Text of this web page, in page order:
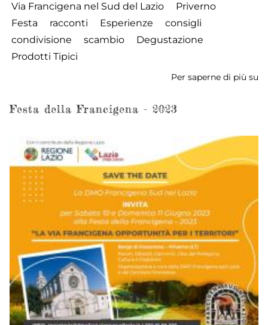
Via Francigena nel Sud del Lazio
Priverno
Festa
racconti Esperienze
consigli
condivisione
scambio
Degustazione
Prodotti Tipici
Per saperne di più su
Festa della Francigena - 2023